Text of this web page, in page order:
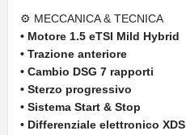
⚙ MECCANICA & TECNICA
• Motore 1.5 eTSI Mild Hybrid
• Trazione anteriore
• Cambio DSG 7 rapporti
• Sterzo progressivo
• Sistema Start & Stop
• Differenziale elettronico XDS